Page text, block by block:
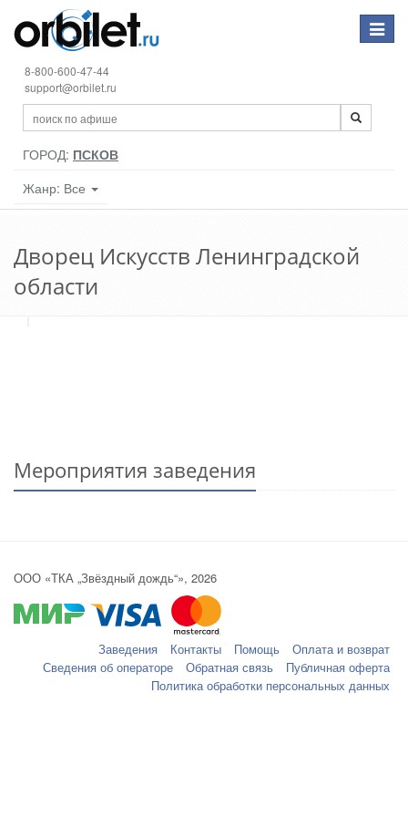
Toggle
8-800-600-47-44
support@orbilet.ru
ГОРОД: ПСКОВ
Жанр: Все
Дворец Искусств Ленинградской
области
Мероприятия заведения
ООО «ТКА „Звёздный дождь“», 2026
Заведения Контакты Помощь
Оплата и возврат
Сведения об операторе
Обратная связь
Публичная оферта
Политика обработки персональных данных